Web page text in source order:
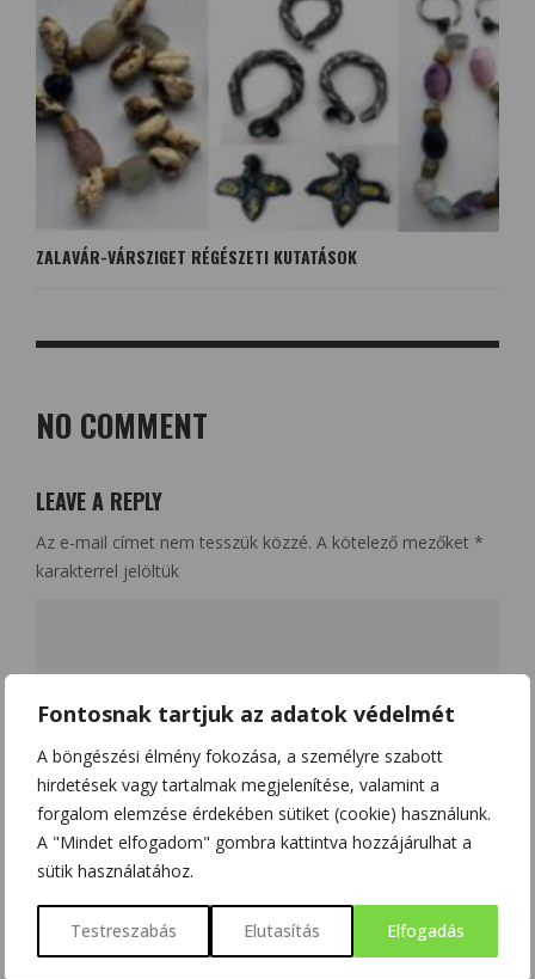
Fontosnak tartjuk az adatok védelmét
A böngészési élmény fokozása, a személyre szabott
hirdetések vagy tartalmak megjelenítése, valamint a
forgalom elemzése érdekében sütiket (cookie) használunk.
A "Mindet elfogadom" gombra kattintva hozzájárulhat a
sütik használatához.
Testreszabás Elutasítás Elfogadás
ZALAVÁR-VÁRSZIGET RÉGÉSZETI KUTATÁSOK
NO COMMENT
LEAVE A REPLY
Az e-mail címet nem tesszük közzé. A kötelező mezőket *
karakterrel jelöltük